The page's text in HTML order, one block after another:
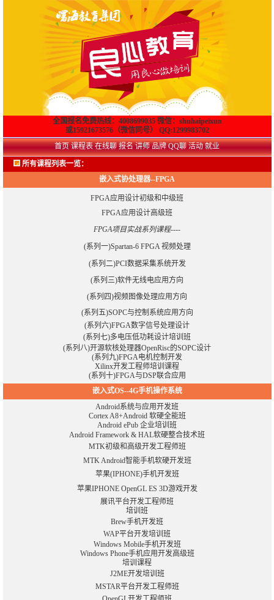
全国报名免费热线：4008699035 微信：shuhaipeixun
或15921673576（微信同号） QQ:1299983702
首页 课程表 在线聊 报名 讲师 品牌 QQ聊 活动 就业
所有课程列表一览：
嵌入式协处理器--FPGA
FPGA应用设计初级和中级班
FPGA应用设计高级班
FPGA项目实战系列课程----
(系列一)Spartan-6 FPGA 视频处理
(系列二)PCI数据采集系统开发
(系列三)软件无线电应用方向
(系列四)视频图像处理应用方向
(系列五)SOPC与控制系统应用方向
(系列六)FPGA数字信号处理设计
(系列七)多电压低功耗设计培训班
(系列八)开源软核处理器OpenRisc的SOPC设计
(系列九)FPGA电机控制开发
Xilinx开发工程师培训课程
(系列十)FPGA与DSP联合应用
嵌入式OS--4G手机操作系统
Android系统与应用开发班
Cortex A8+Android 软硬全能班
Android ePub 企业培训班
Android Framework & HAL软硬整合技术班
MTK初级和高级开发工程师班
MTK Android智能手机软硬开发班
苹果(IPHONE)手机开发班
苹果IPHONE OpenGL ES 3D游戏开发
展讯平台开发工程师班
培训班
Brew手机开发班
WAP平台开发培训班
Windows Mobile手机开发班
Windows Phone手机应用开发高级班
培训课程
J2ME开发培训班
MSTAR平台开发工程师班